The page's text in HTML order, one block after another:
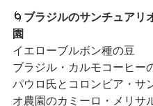
🌀 ブラジルのサンチュアリ
園
イエローブルボン種の豆
ブラジル・カルモコーヒー
パウロ氏とコロンビア・サ
オ農園のカミーロ・メリサ